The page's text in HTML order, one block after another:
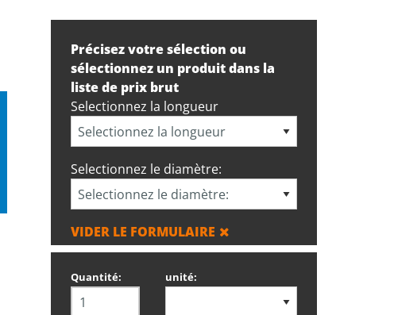
Précisez votre sélection ou
sélectionnez un produit dans la
liste de prix brut
Selectionnez la longueur
Selectionnez le diamètre:
VIDER LE FORMULAIRE
Quantité: unité: